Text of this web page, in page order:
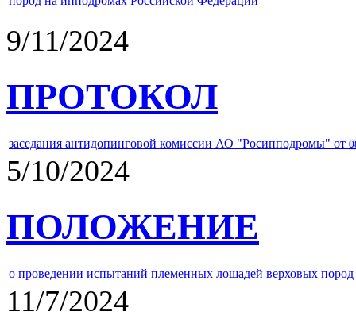
9/11/2024
ПРОТОКОЛ
заседания антидопинговой комиссии АО "Росипподромы" от
5/10/2024
ПОЛОЖЕНИЕ
о проведении испытаний племенных лошадей верховых
11/7/2024